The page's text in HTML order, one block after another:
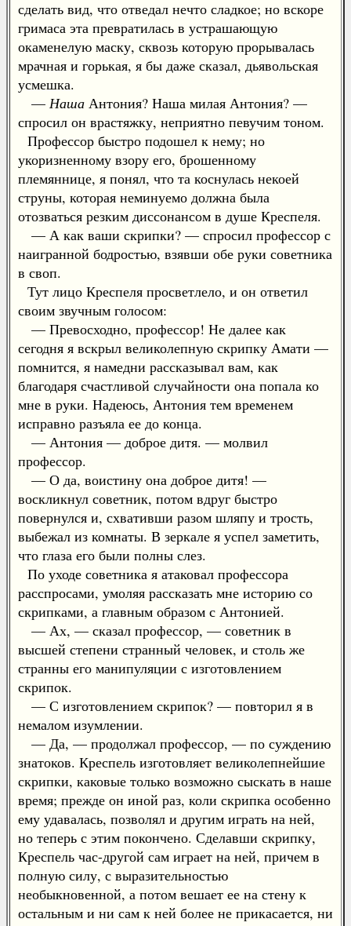
сделать вид, что отведал нечто сладкое; но вскоре
гримаса эта превратилась в устрашающую
окаменелую маску, сквозь которую прорывалась
мрачная и горькая, я бы даже сказал, дьявольская
усмешка.
— Наша Антония? Наша милая Антония? —
спросил он врастяжку, неприятно певучим тоном.
Профессор быстро подошел к нему; но
укоризненному взору его, брошенному
племяннице, я понял, что та коснулась некоей
струны, которая неминуемо должна была
отозваться резким диссонансом в душе Креспеля.
— А как ваши скрипки? — спросил профессор с
наигранной бодростью, взявши обе руки советника
в своп.
Тут лицо Креспеля просветлело, и он ответил
своим звучным голосом:
— Превосходно, профессор! Не далее как
сегодня я вскрыл великолепную скрипку Амати —
помнится, я намедни рассказывал вам, как
благодаря счастливой случайности она попала ко
мне в руки. Надеюсь, Антония тем временем
исправно разъяла ее до конца.
— Антония — доброе дитя. — молвил
профессор.
— О да, воистину она доброе дитя! —
воскликнул советник, потом вдруг быстро
повернулся и, схвативши разом шляпу и трость,
выбежал из комнаты. В зеркале я успел заметить,
что глаза его были полны слез.
По уходе советника я атаковал профессора
расспросами, умоляя рассказать мне историю со
скрипками, а главным образом с Антонией.
— Ах, — сказал профессор, — советник в
высшей степени странный человек, и столь же
странны его манипуляции с изготовлением
скрипок.
— С изготовлением скрипок? — повторил я в
немалом изумлении.
— Да, — продолжал профессор, — по суждению
знатоков. Креспель изготовляет великолепнейшие
скрипки, каковые только возможно сыскать в наше
время; прежде он иной раз, коли скрипка особенно
ему удавалась, позволял и другим играть на ней,
но теперь с этим покончено. Сделавши скрипку,
Креспель час-другой сам играет на ней, причем в
полную силу, с выразительностью
необыкновенной, а потом вешает ее на стену к
остальным и ни сам к ней более не прикасается, ни